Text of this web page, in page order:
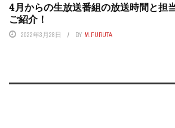
4月からの生放送番組の放送時間と担
ご紹介！
2022年3月28日 BY M.FURUTA